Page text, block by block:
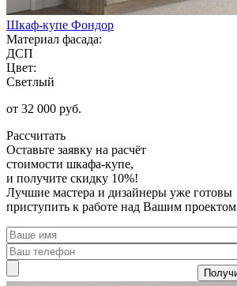
Шкаф-купе Фондор
Материал фасада:
ДСП
Цвет:
Светлый
от 32 000 руб.
Рассчитать
Оставьте заявку на расчёт
стоимости шкафа-купе,
и получите скидку 10%!
Лучшие мастера и дизайнеры уже готовы
приступить к работе над Вашим проектом